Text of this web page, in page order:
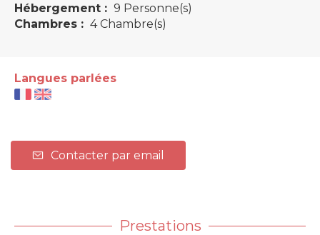
Hébergement : 9 Personne(s)
Chambres : 4 Chambre(s)
Langues parlées
Contacter par email
Prestations